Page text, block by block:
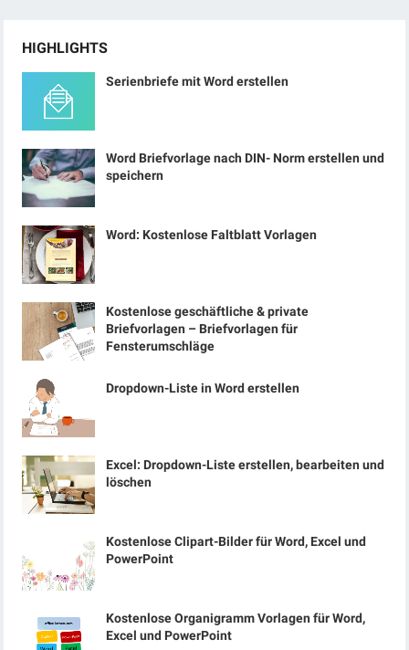
HIGHLIGHTS
Serienbriefe mit Word erstellen
Word Briefvorlage nach DIN- Norm erstellen und
speichern
Word: Kostenlose Faltblatt Vorlagen
Kostenlose geschäftliche & private
Briefvorlagen – Briefvorlagen für
Fensterumschläge
Dropdown-Liste in Word erstellen
Excel: Dropdown-Liste erstellen, bearbeiten und
löschen
Kostenlose Clipart-Bilder für Word, Excel und
PowerPoint
Kostenlose Organigramm Vorlagen für Word,
Excel und PowerPoint